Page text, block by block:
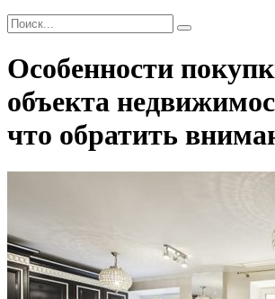
Особенности
объекта
что обратить